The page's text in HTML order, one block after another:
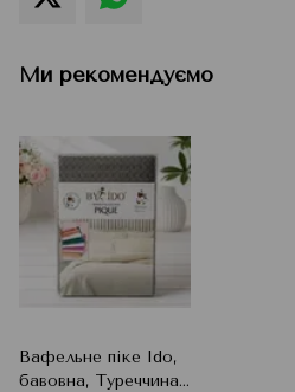
Ми рекомендуємо
Вафельне піке Ido,
бавовна, Туреччина,